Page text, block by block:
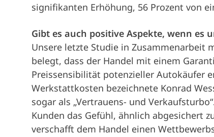
signifikanten Erhöhung, 56 Prozent von
Gibt es auch positive Aspekte, wenn es
Unsere letzte Studie in Zusammenarbeit
belegt, dass der Handel mit einem
Preissensibilität potenzieller Autokäufer
Werkstattkosten bezeichnete Konrad
sogar als „Vertrauens- und
Kunden das Gefühl, ähnlich abgesichert
verschafft dem Handel einen